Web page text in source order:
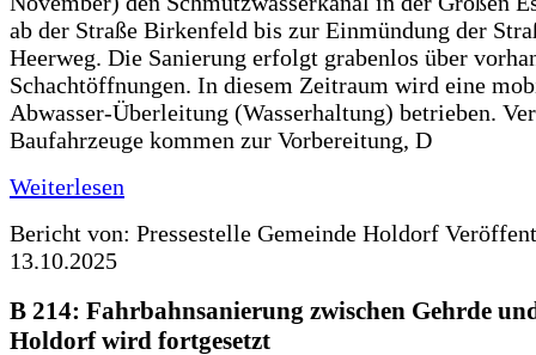
ab der Straße Birkenfeld bis zur Einmündung der
Heerweg. Die Sanierung erfolgt grabenlos über
Schachtöffnungen. In diesem Zeitraum wird eine
Abwasser-Überleitung (Wasserhaltung) betrieben.
Baufahrzeuge kommen zur Vorbereitung, D
Weiterlesen
Bericht von: Pressestelle Gemeinde Holdorf
13.10.2025
B 214: Fahrbahnsanierung zwischen Gehrde
Holdorf wird fortgesetzt